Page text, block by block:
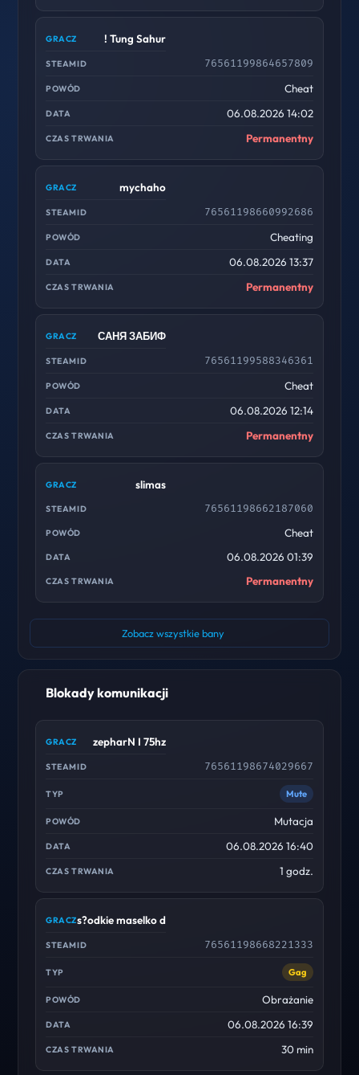
! Tung Sahur
76561199864657809
Cheat
06.08.2026 14:02
Permanentny
mychaho
76561198660992686
Cheating
06.08.2026 13:37
Permanentny
САНЯ ЗАБИФ
76561199588346361
Cheat
06.08.2026 12:14
Permanentny
slimas
76561198662187060
Cheat
06.08.2026 01:39
Permanentny
Zobacz wszystkie bany
Blokady komunikacji
zepharN I 75hz
76561198674029667
Mute
Mutacja
06.08.2026 16:40
1 godz.
s?odkie maselko discord /cscd
76561198668221333
Gag
Obrażanie
06.08.2026 16:39
30 min